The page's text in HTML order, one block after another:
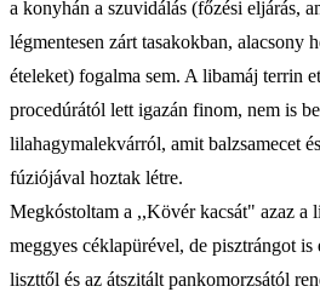
a konyhán a szuvidálás (főzési eljárás,
légmentesen zárt tasakokban, alacsony
ételeket) fogalma sem. A libamáj terrin
procedúrától lett igazán finom, nem is
lilahagymalekvárról, amit balzsamecet
fúziójával hoztak létre.
Megkóstoltam a ,,Kövér kacsát" azaz a
meggyes céklapürével, de pisztrángot is
liszttől és az átszitált pankomorzsától